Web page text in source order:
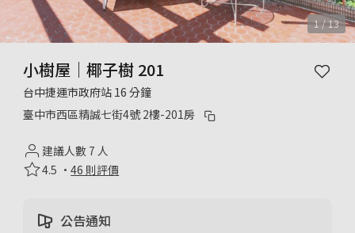
1 / 13
小樹屋｜椰子樹 201
台中捷運市政府站 16 分鐘
臺中市西區精誠七街4號 2樓-201房
建議人數 7 人
4.5 ·46 則評價
公告通知